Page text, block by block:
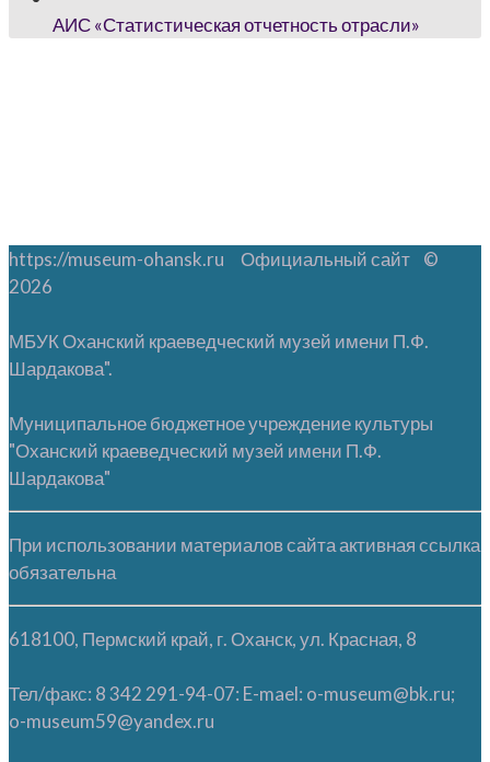
АИС «Статистическая отчетность отрасли»
https://museum-ohansk.ru Официальный сайт ©
2026
МБУК Оханский краеведческий музей имени П.Ф.
Шардакова".
Муниципальное бюджетное учреждение культуры
"Оханский краеведческий музей имени П.Ф.
Шардакова"
При использовании материалов сайта активная ссылка
обязательна
618100, Пермский край, г. Оханск, ул. Красная, 8
Тел/факс: 8 342 291-94-07: E-mael: o-museum@bk.ru;
o-museum59@yandex.ru